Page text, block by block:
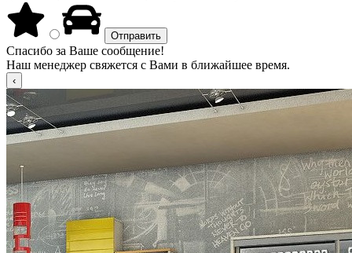
Спасибо за Ваше сообщение!
Наш менеджер свяжется с Вами в ближайшее время.